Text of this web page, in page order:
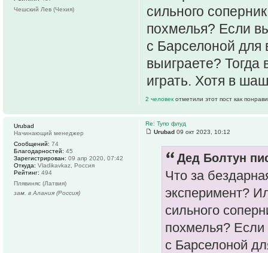
сильного
похмелья? Если
с Барселоной для
выиграете?
играть. Хотя в
2 человек отметили этот пост как
Чешский Лев (Чехия)
Re: Тупо флуд
Urubad 09 окт 2023, 10:12
Дед Болтун
Что за
эксперимент?
сильного
похмелья? Если
с Барселоной
Urubad
Начинающий менеджер
Сообщений: 74
Благодарностей: 45
Зарегистрирован: 09 апр 2020, 07:42
Откуда: Vladikavkaz, Россия
Рейтинг: 494
Плявиняс (Латвия)
зам. в Алания (Россия)